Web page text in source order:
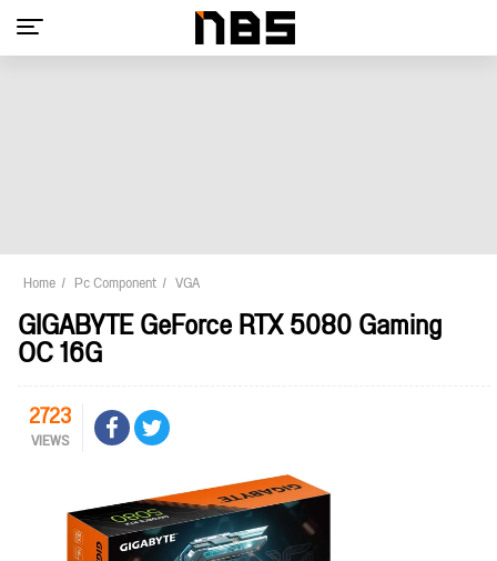
Home Pc Component VGA
GIGABYTE GeForce RTX 5080 Gaming
OC 16G
2723
VIEWS